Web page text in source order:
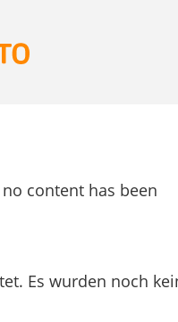
content has been
Es wurden noch